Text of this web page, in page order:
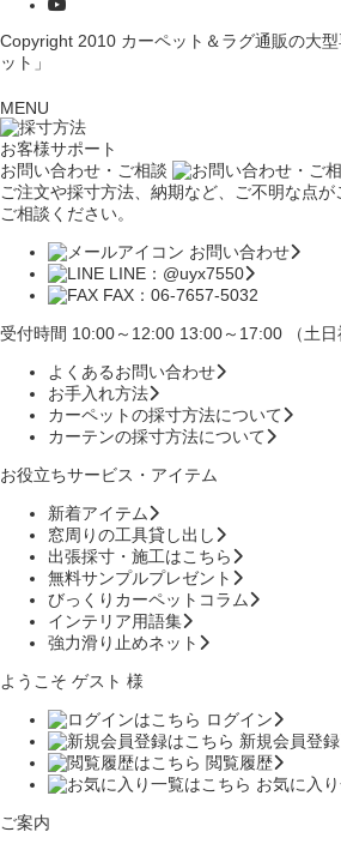
Copyright 2010 カーペット＆ラグ通販の大
ット」
MENU
お客様サポート
お問い合わせ・ご相談
ご注文や採寸方法、納期など、ご不明な点
ご相談ください。
お問い合わせ
LINE：@uyx7550
FAX：06-7657-5032
受付時間 10:00～12:00 13:00～17:00 （土日
よくあるお問い合わせ
お手入れ方法
カーペットの採寸方法について
カーテンの採寸方法について
お役立ちサービス・アイテム
新着アイテム
窓周りの工具貸し出し
出張採寸・施工はこちら
無料サンプルプレゼント
びっくりカーペットコラム
インテリア用語集
強力滑り止めネット
ようこそ ゲスト 様
ログイン
新規会員登録
閲覧履歴
お気に入
ご案内